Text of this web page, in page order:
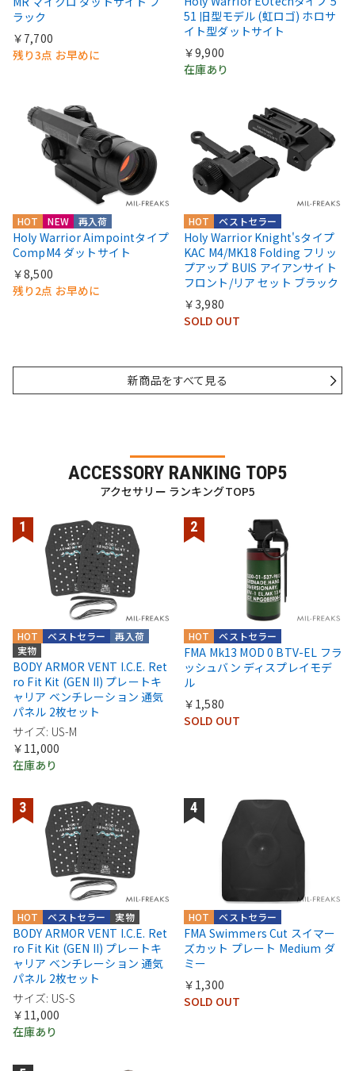
ラック
￥7,700
残り3点 お早めに
51 旧型モデル (虹ロゴ) ホロサ
イト型ダットサイト
￥9,900
在庫あり
HOT NEW 再入荷
Holy Warrior Aimpointタイプ
CompM4 ダットサイト
￥8,500
残り2点 お早めに
HOT ベストセラー
Holy Warrior Knight'sタイプ
KAC M4/MK18 Folding フリッ
プアップ BUIS アイアンサイト
フロント/リア セット ブラック
￥3,980
SOLD OUT
新商品をすべて見る
ACCESSORY RANKING TOP5
アクセサリー ランキングTOP5
実物
再入荷
ベストセラー
HOT
BODY ARMOR VENT I.C.E. Ret
ro Fit Kit (GEN II) プレートキ
ャリア ベンチレーション 通気
パネル 2枚セット
サイズ: US-M
￥11,000
在庫あり
ベストセラー
HOT
FMA Mk13 MOD 0 BTV-EL フラ
ッシュバン ディスプレイモデ
ル
￥1,580
SOLD OUT
実物
ベストセラー
HOT
BODY ARMOR VENT I.C.E. Ret
ro Fit Kit (GEN II) プレートキ
ャリア ベンチレーション 通気
パネル 2枚セット
サイズ: US-S
￥11,000
在庫あり
ベストセラー
HOT
FMA Swimmers Cut スイマー
ズカット プレート Medium ダ
ミー
￥1,300
SOLD OUT